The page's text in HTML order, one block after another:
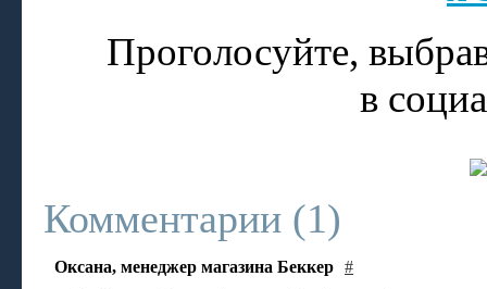
Проголосуйте,
в
Комментарии (1)
Оксана, менеджер магазина Беккер #